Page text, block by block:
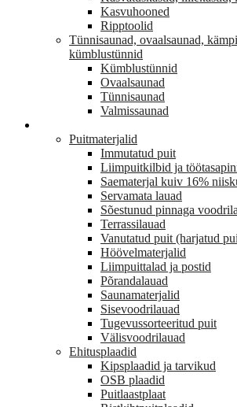
Kasvuhooned
Ripptoolid
Tünnisaunad, ovaalsaunad,
kümblustünnid
Kümblustünnid
Ovaalsaunad
Tünnisaunad
Valmissaunad
Puitmaterjalid
Immutatud puit
Liimpuitkilbid ja
Saematerjal kuiv 16%
Servamata lauad
Sõestunud pinnaga
Terrassilauad
Vanutatud puit (harjatud
Höövelmaterjalid
Liimpuittalad ja postid
Põrandalauad
Saunamaterjalid
Sisevoodrilauad
Tugevussorteeritud puit
Välisvoodrilauad
Ehitusplaadid
Kipsplaadid ja tarvikud
OSB plaadid
Puitlaastplaat